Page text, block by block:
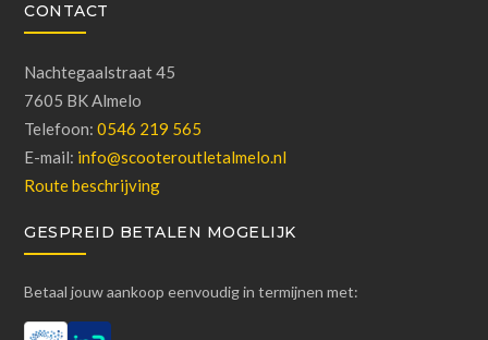
CONTACT
Nachtegaalstraat 45
7605 BK Almelo
Telefoon:0546 219 565
E-mail: info@scooteroutletalmelo.nl
Route beschrijving
GESPREID BETALEN MOGELIJK
Betaal jouw aankoop eenvoudig in termijnen met: